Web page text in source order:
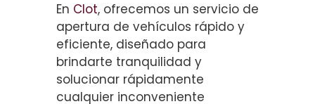
En Clot, ofrecemos un servicio de
apertura de vehículos rápido y
eficiente, diseñado para
brindarte tranquilidad y
solucionar rápidamente
cualquier inconveniente